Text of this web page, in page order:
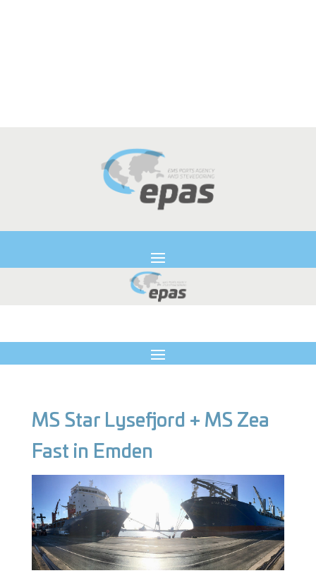
MS Star Lysefjord + MS Zea
Fast in Emden